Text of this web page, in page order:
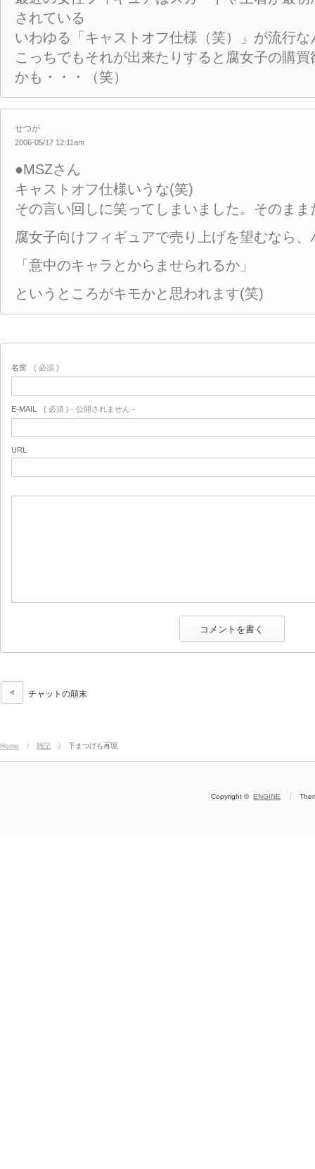
されている
いわゆる「キャストオフ仕様（笑）」が流行な
こっちでもそれが出来たりすると腐女子の購
かも・・・（笑）
せつが
2006-05/17 12:11am
●MSZさん
キャストオフ仕様いうな(笑)
その言い回しに笑ってしまいました。そのまま
腐女子向けフィギュアで売り上げを望むなら
「意中のキャラとからませられるか」
というところがキモかと思われます(笑)
名前 ( 必須 )
E-MAIL ( 必須 ) - 公開されません -
URL
チャットの顛末
Home 雑記 下まつげも再現
Copyright ©ENGINE